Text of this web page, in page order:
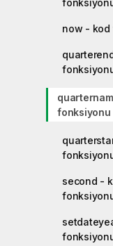
now -
fonksiyonu
second -